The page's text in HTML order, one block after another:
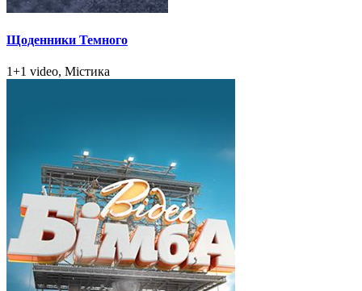
Щоденники Темного
1+1 video, Містика